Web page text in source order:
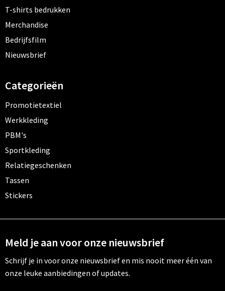
T-shirts bedrukken
Merchandise
Bedrijfsfilm
Nieuwsbrief
Categorieën
Promotietextiel
Werkkleding
PBM's
Sportkleding
Relatiegeschenken
Tassen
Stickers
Meld je aan voor onze nieuwsbrief
Schrijf je in voor onze nieuwsbrief en mis nooit meer één van
onze leuke aanbiedingen of updates.